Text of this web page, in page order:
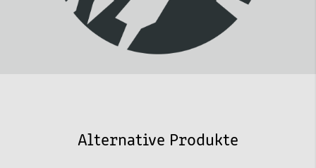
Alternative Produkte